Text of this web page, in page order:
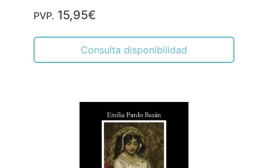
PVP. 15,95€
Consulta disponibilidad